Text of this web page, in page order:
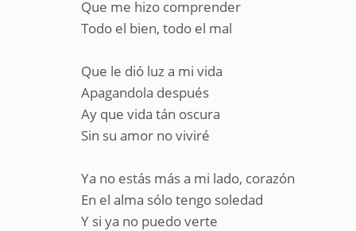
Que me hizo comprender
Todo el bien, todo el mal
Que le dió luz a mi vida
Apagandola después
Ay que vida tán oscura
Sin su amor no viviré
Ya no estás más a mi lado, corazón
En el alma sólo tengo soledad
Y si ya no puedo verte